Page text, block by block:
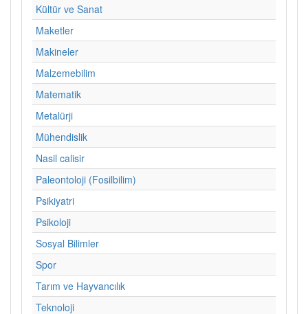
Kültür ve Sanat
Maketler
Makineler
Malzemebilim
Matematik
Metalürji
Mühendislik
Nasil calisir
Paleontoloji (Fosilbilim)
Psikiyatri
Psikoloji
Sosyal Bilimler
Spor
Tarım ve Hayvancılık
Teknoloji